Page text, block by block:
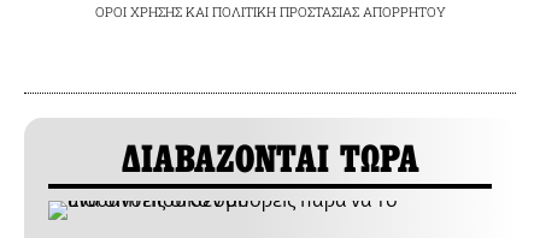
ΟΡΟΙ ΧΡΗΣΗΣΚΑΙ ΠΟΛΙΤΙΚΗ ΠΡΟΣΤΑΣΙΑΣ ΑΠΟΡΡΗΤΟΥ
ΔΙΑΒΑΖΟΝΤΑΙ ΤΩΡΑ